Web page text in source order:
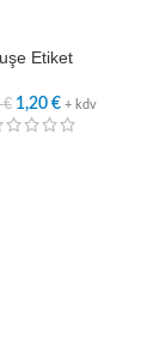
Etiket
€ 1,20 € + kdv